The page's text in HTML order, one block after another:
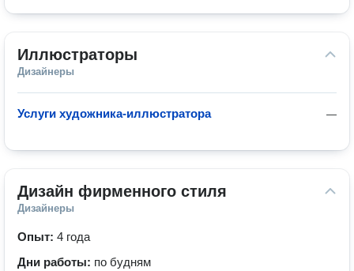
Иллюстраторы
Дизайнеры
—
Услуги художника-иллюстратора
Дизайн фирменного стиля
Дизайнеры
Опыт: 4 года
Дни работы: по будням